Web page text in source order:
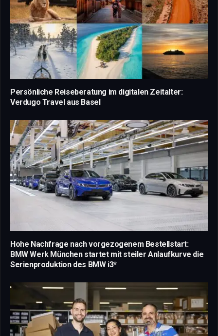
Persönliche Reiseberatung im digitalen Zeitalter:
Verdugo Travel aus Basel
Hohe Nachfrage nach vorgezogenem Bestellstart:
BMW Werk München startet mit steiler Anlaufkurve die
Serienproduktion des BMW i3*